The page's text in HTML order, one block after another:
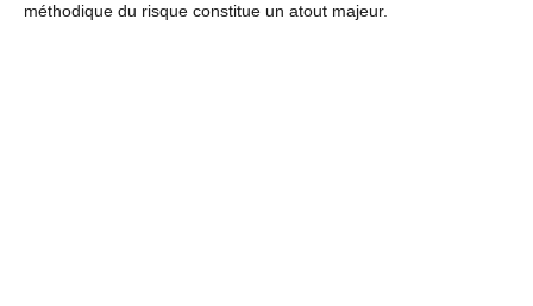
méthodique du risque constitue un atout majeur.